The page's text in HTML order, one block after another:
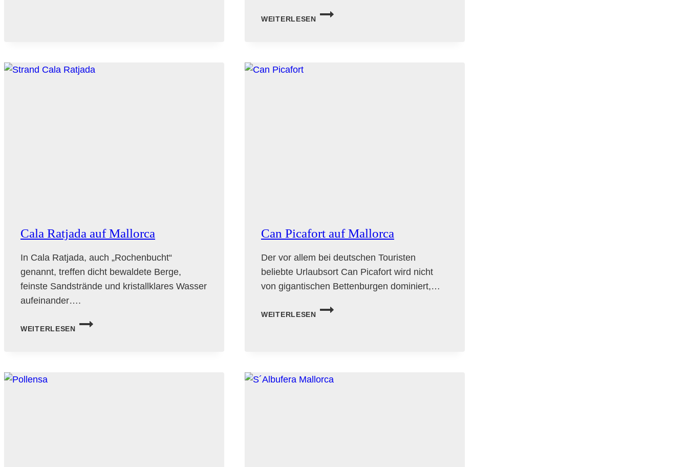
WEITERLESEN
ALCÚDIA
AUF
Cala Ratjada auf Mallorca
In Cala Ratjada, auch „Rochenbucht“
genannt, treffen dicht bewaldete Berge,
feinste Sandstrände und kristallklares Wasser
aufeinander….
WEITERLESEN
CALA
RATJADA
Can Picafort auf Mallorca
Der vor allem bei deutschen Touristen
beliebte Urlaubsort Can Picafort wird nicht
von gigantischen Bettenburgen dominiert,…
WEITERLESEN
CAN
PICAFORT